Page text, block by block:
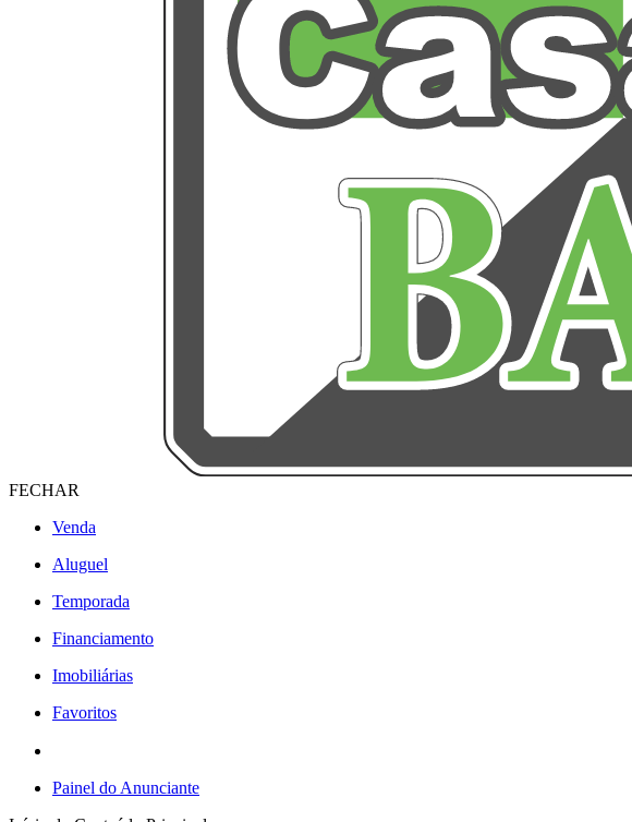
FECHAR
Venda
Aluguel
Temporada
Financiamento
Imobiliárias
Favoritos
Painel do Anunciante